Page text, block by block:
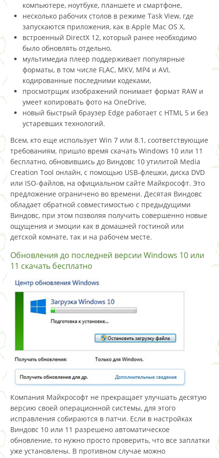
компьютере, ноутбуке, планшете и смартфоне,
несколько рабочих столов в режиме Task View, где
запускаются приложения, как в Apple Mac OS X,
встроенный DirectX 12, который ранее необходимо
было обновлять отдельно,
мультимедиа плеер поддерживает популярные
форматы, в том числе FLAC, MKV, MP4 и AVI,
кодированные последними кодеками,
просмотрщик изображений понимает формат RAW и
умеет копировать фото на OneDrive,
новый быстрый браузер Edge работает с HTML 5 и без
устаревших технологий.
Всем, кто еще использует Win 7 или 8.1, соответствующие
требованиям, пришло время скачать Windows 10 или 11
бесплатно, обновившись до Виндовс 10 утилитой Media
Creation Tool онлайн, с помощью USB-флешки, диска DVD
или ISO-файлов, на официальном сайте Майкрософт. Это
предложение ограничено во времени. Десятая Виндовс
обладает обратной совместимостью с предыдущими
Виндовс, при этом позволяя получить совершенно новые
ощущения и эмоции как в домашней гостиной или
детской комнате, так и на рабочем месте.
Обновления до последней версии Windows 10 или
11 скачать бесплатно
Компания Майкрософт не прекращает улучшать десятую
версию своей операционной системы, для этого
исправления собираются в патчи. Если в настройках
Виндовс 10 или 11 разрешено автоматическое
обновление, то нужно просто проверить, что все заплатки
уже установлены. В противном случае можно